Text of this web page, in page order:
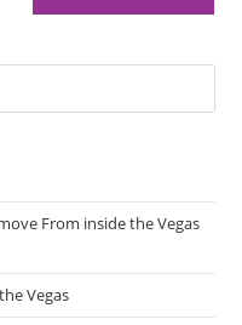
From inside the Vegas
Vegas